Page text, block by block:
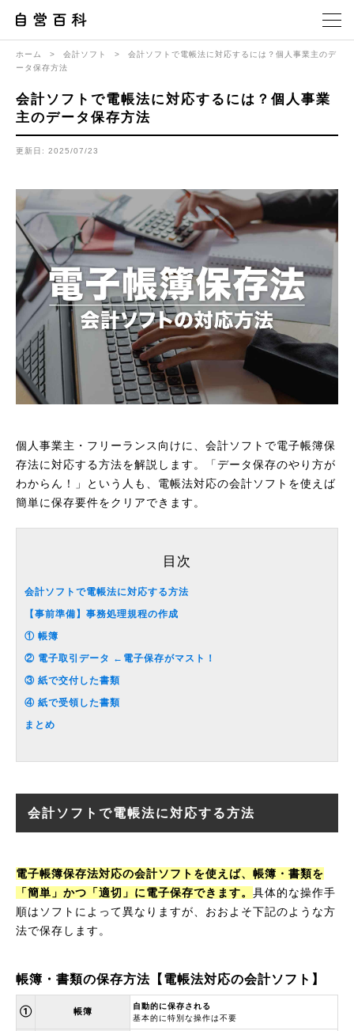
ホーム > 会計ソフト >
会計ソフトで電帳法に対応するには？個人事業主のデ
ータ保存方法
会計ソフトで電帳法に対応するには？個人事業
主のデータ保存方法
更新日: 2025/07/23
個人事業主・フリーランス向けに、会計ソフトで電子帳簿保
存法に対応する方法を解説します。「データ保存のやり方が
わからん！」という人も、電帳法対応の会計ソフトを使えば
簡単に保存要件をクリアできます。
目次
会計ソフトで電帳法に対応する方法
【事前準備】事務処理規程の作成
① 帳簿
② 電子取引データ ←電子保存がマスト！
③ 紙で交付した書類
④ 紙で受領した書類
まとめ
会計ソフトで電帳法に対応する方法
電子帳簿保存法対応の会計ソフトを使えば、帳簿・書類を
「簡単」かつ「適切」に電子保存できます。 具体的な操作手
順はソフトによって異なりますが、おおよそ下記のような方
法で保存します。
帳簿・書類の保存方法【電帳法対応の会計ソフト】
① 帳簿
自動的に保存される
基本的に特別な操作は不要